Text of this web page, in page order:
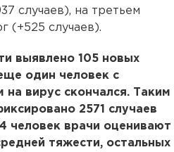
случаев), на третьем
(+525 случаев).
выявлено 105 новых
один человек с
вирус скончался. Таким
2571 случаев
человек врачи оценивают
тяжести, остальных